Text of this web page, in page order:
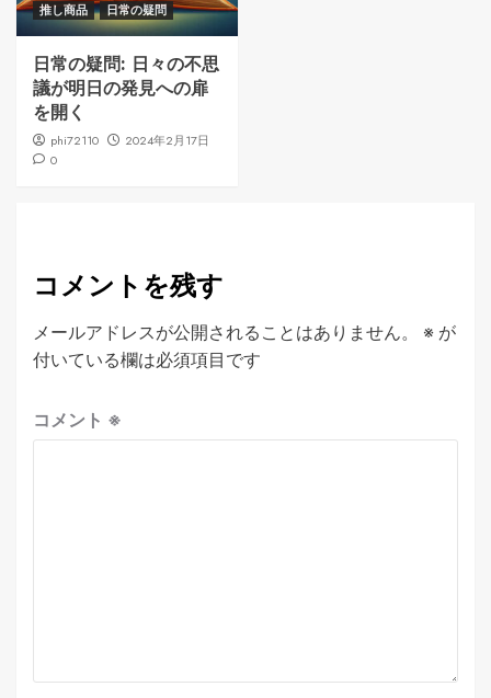
推し商品 日常の疑問
日常の疑問: 日々の不思
議が明日の発見への扉
を開く
phi72110
2024年2月17日
0
コメントを残す
メールアドレスが公開されることはありません。 ※ が
付いている欄は必須項目です
コメント ※